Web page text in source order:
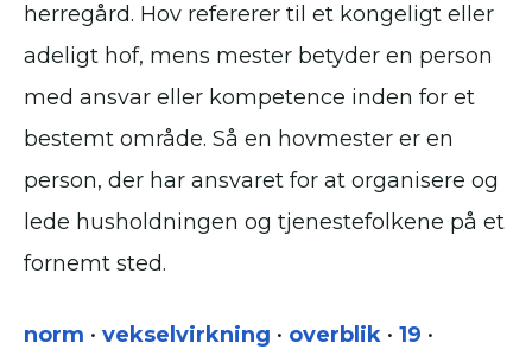
herregård. Hov refererer til et kongeligt eller
adeligt hof, mens mester betyder en person
med ansvar eller kompetence inden for et
bestemt område. Så en hovmester er en
person, der har ansvaret for at organisere og
lede husholdningen og tjenestefolkene på et
fornemt sted.
norm • vekselvirkning • overblik • 19 •